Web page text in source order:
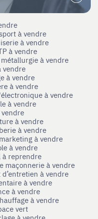
à vendre
à vendre
à vendre
à vendre
vendre
à vendre
à vendre
à vendre
à vendre
à vendre
à vendre
à vendre
à vendre
à reprendre
maçonnerie à vendre
à vendre
à vendre
à vendre
à vendre
vert